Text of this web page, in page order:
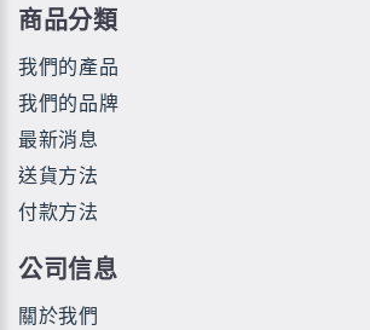
商品分類
我們的產品
我們的品牌
最新消息
送貨方法
付款方法
公司信息
關於我們